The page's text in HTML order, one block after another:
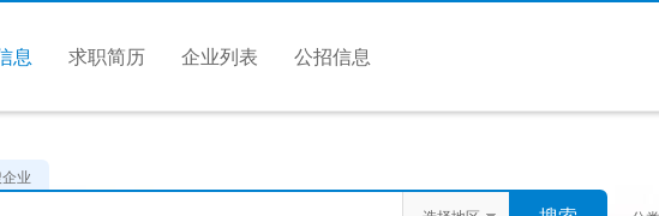
息 求职简历 企业列表 公招信息
业